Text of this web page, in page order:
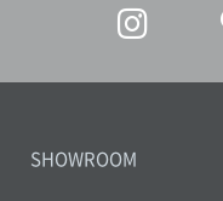
SHOWROOM